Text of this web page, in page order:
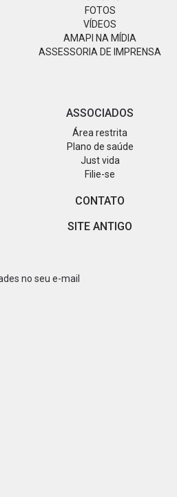
FOTOS
VÍDEOS
AMAPI NA MÍDIA
ASSESSORIA DE IMPRENSA
ASSOCIADOS
Área restrita
Plano de saúde
Just vida
Filie-se
CONTATO
SITE ANTIGO
no seu e-mail